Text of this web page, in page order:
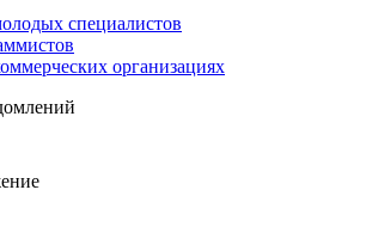
специалистов
организациях